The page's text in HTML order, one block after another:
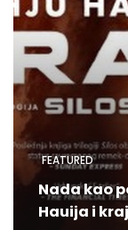
FEATURED
Nada kao
Hauija i